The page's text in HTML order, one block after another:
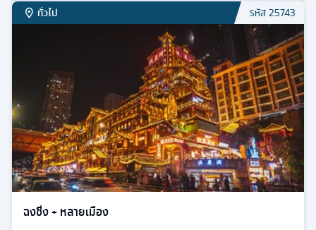
ทั่วไป รหัส25743
ฉงชิ่ง + หลายเมือง